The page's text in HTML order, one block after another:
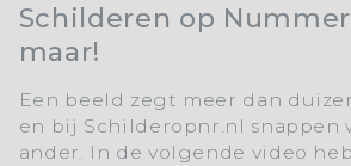
Schilderen op
maar!
Een beeld zegt meer dan
en bij Schilderopnr.nl snappen
ander. In de volgende video